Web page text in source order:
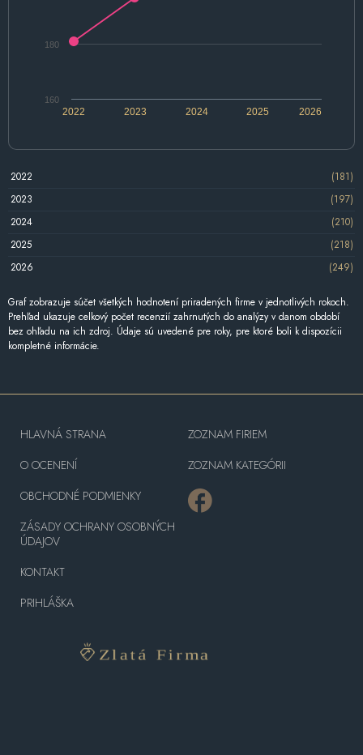
2022 2024 2026
2023 2025
160
180
2022
(181)
2023
(197)
2024
(210)
2025
(218)
2026
(249)
Graf zobrazuje súčet všetkých hodnotení priradených firme v jednotlivých rokoch.
Prehľad ukazuje celkový počet recenzií zahrnutých do analýzy v danom období
bez ohľadu na ich zdroj. Údaje sú uvedené pre roky, pre ktoré boli k dispozícii
kompletné informácie.
HLAVNÁ STRANA
O OCENENÍ
OBCHODNÉ PODMIENKY
ZÁSADY OCHRANY OSOBNÝCH
ÚDAJOV
KONTAKT
PRIHLÁŠKA
ZOZNAM FIRIEM
ZOZNAM KATEGÓRII